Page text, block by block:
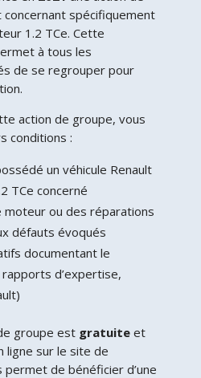
spécifiquement
1.2 TCe. Cette
à tous les
de se regrouper pour
action de groupe, vous
conditions :
un véhicule Renault
TCe concerné
moteur ou des réparations
défauts évoqués
documentant le
d’expertise,
groupe est gratuiteet
sur le site de
permet de bénéficier d’une